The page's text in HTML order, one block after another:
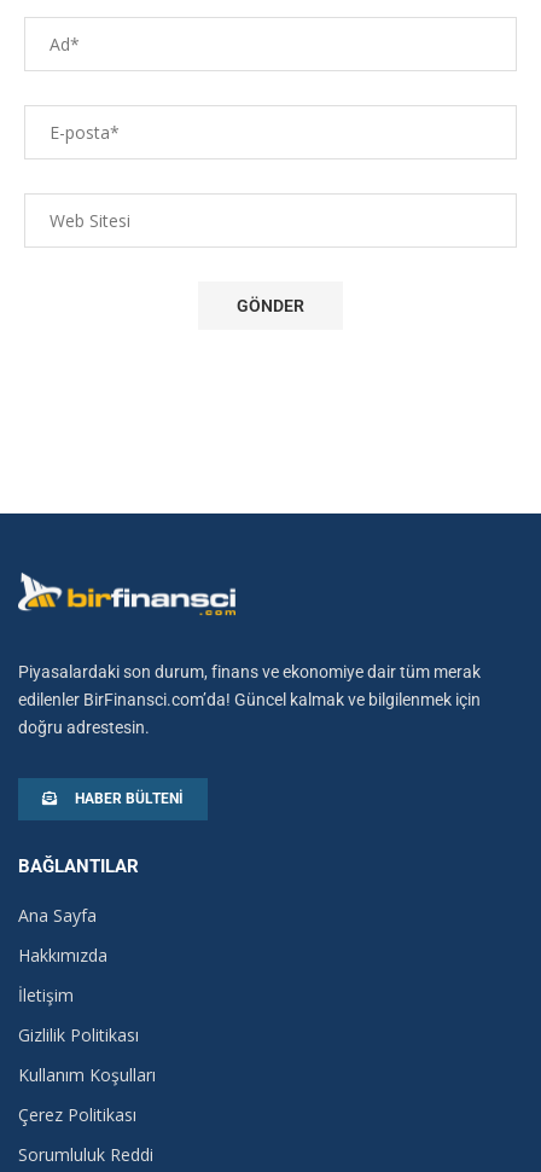
Piyasalardaki son durum, finans ve ekonomiye dair tüm merak
edilenler BirFinansci.com’da! Güncel kalmak ve bilgilenmek için
doğru adrestesin.
HABER BÜLTENI
BAĞLANTILAR
Ana Sayfa
Hakkımızda
İletişim
Gizlilik Politikası
Kullanım Koşulları
Çerez Politikası
Sorumluluk Reddi